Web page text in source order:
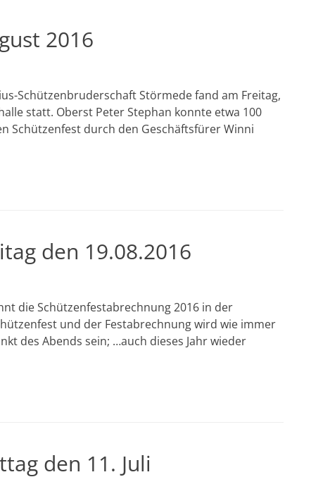
2016
Schützenbruderschaft Störmede fand am Freitag,
statt. Oberst Peter Stephan konnte etwa 100
Schützenfest durch den Geschäftsfürer Winni
den 19.08.2016
die Schützenfestabrechnung 2016 in der
und der Festabrechnung wird wie immer
des Abends sein; …auch dieses Jahr wieder
den 11. Juli